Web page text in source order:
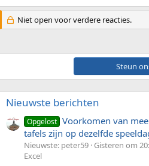
Niet open voor verdere reacties.
Steun
Nieuwste berichten
Opgelost Voorkomen van
tafels zijn op dezelfde
Nieuwste: peter59 Gisteren om
Excel